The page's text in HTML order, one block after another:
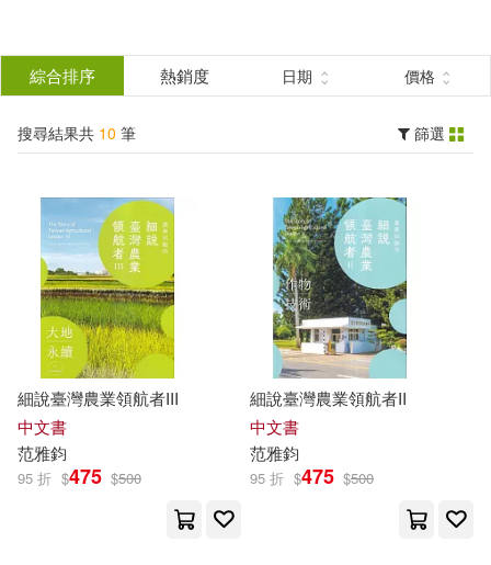
結
分類 (單選)
所有商品(10) 圖書(10)
作者 (可複選)
范雅鈞(7)
張名鈞(2) 方庭恩(2)
李明聰(2) 溫谷琳(2)
綜合排序 熱銷度 日期 價格
搜尋結果共 10 筆 篩選
細說臺灣農業領航者III
中文書
范雅鈞
95 折 $475 $500
細說臺灣農業領航者II
中文書
范雅鈞
95 折 $475 $500